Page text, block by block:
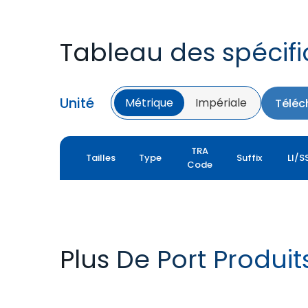
Tableau des
Unité Métrique Impériale
Tailles Type
TRA
Code
Suffix LI/
Plus De Port